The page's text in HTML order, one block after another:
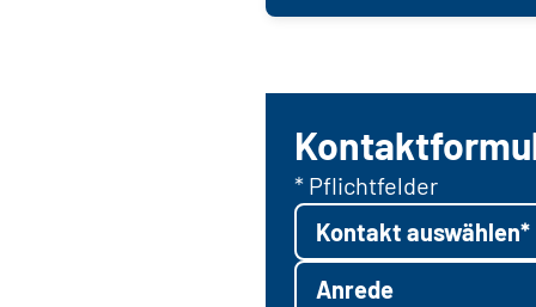
* Pflichtfelder
Kontakt auswählen*
Anrede